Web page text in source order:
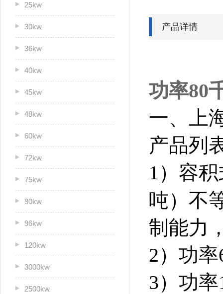
25kw
30kw
36kw
40kw
45kw
48kw
60kw
72kw
75kw
90kw
96kw
120kw
3000kw
2500kw
产品详情
功率80
一、上
产品列
1）容
吨）不
制能力
2）功
3）功